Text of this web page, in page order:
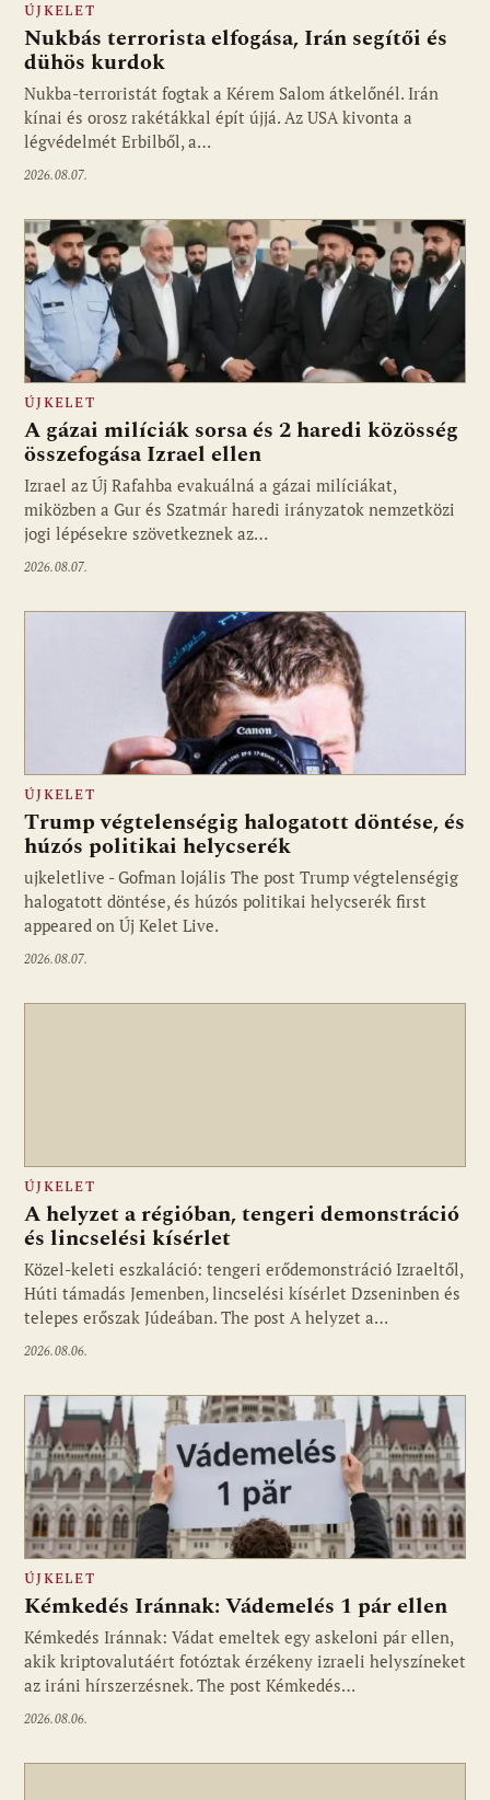
ÚJKELET
Nukbás terrorista elfogása, Irán segítői és
dühös kurdok
Nukba-terroristát fogtak a Kérem Salom átkelőnél. Irán
kínai és orosz rakétákkal épít újjá. Az USA kivonta a
légvédelmét Erbilből, a…
2026.08.07.
ÚJKELET
A gázai milíciák sorsa és 2 haredi közösség
összefogása Izrael ellen
Izrael az Új Rafahba evakuálná a gázai milíciákat,
miközben a Gur és Szatmár haredi irányzatok nemzetközi
jogi lépésekre szövetkeznek az…
2026.08.07.
Fotó: ujkelet.live
ÚJKELET
Trump végtelenségig halogatott döntése, és
húzós politikai helycserék
ujkeletlive - Gofman lojális The post Trump végtelenségig
halogatott döntése, és húzós politikai helycserék first
appeared on Új Kelet Live.
2026.08.07.
ÚJKELET
A helyzet a régióban, tengeri demonstráció
és lincselési kísérlet
Közel-keleti eszkaláció: tengeri erődemonstráció Izraeltől,
Húti támadás Jemenben, lincselési kísérlet Dzseninben és
telepes erőszak Júdeában. The post A helyzet a…
2026.08.06.
ÚJKELET
Kémkedés Iránnak: Vádemelés 1 pár ellen
Kémkedés Iránnak: Vádat emeltek egy askeloni pár ellen,
akik kriptovalutáért fotóztak érzékeny izraeli helyszíneket
az iráni hírszerzésnek. The post Kémkedés…
2026.08.06.